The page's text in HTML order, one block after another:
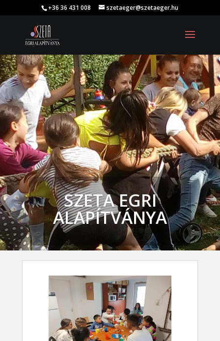
+36 36 431 008 szetaeger@szetaeger.hu
SZETA EGRI
ALAPÍTVÁNYA